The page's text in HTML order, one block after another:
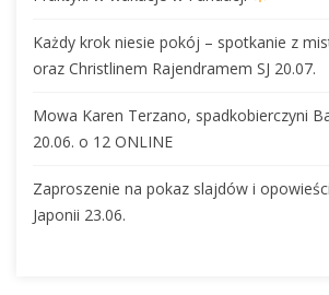
Każdy krok niesie pokój – spotkanie z
oraz Christlinem Rajendramem SJ 20.07.
Mowa Karen Terzano, spadkobierczyni
20.06. o 12 ONLINE
Zaproszenie na pokaz slajdów i
Japonii 23.06.